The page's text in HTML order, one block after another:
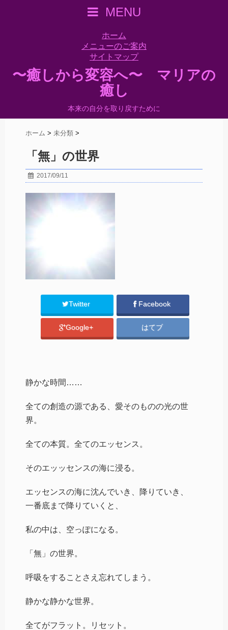
MENU
ホーム
メニューのご案内
サイトマップ
〜癒しから変容へ〜 マリアの
癒し
本来の自分を取り戻すために
ホーム > 未分類 >
「無」の世界
2017/09/11
Twitter Facebook
Google+ はてブ
静かな時間……
全ての創造の源である、愛そのものの光の世
界。
全ての本質。全てのエッセンス。
そのエッッセンスの海に浸る。
エッセンスの海に沈んでいき、降りていき、
一番底まで降りていくと、
私の中は、空っぽになる。
「無」の世界。
呼吸をすることさえ忘れてしまう。
静かな静かな世界。
全てがフラット。リセット。